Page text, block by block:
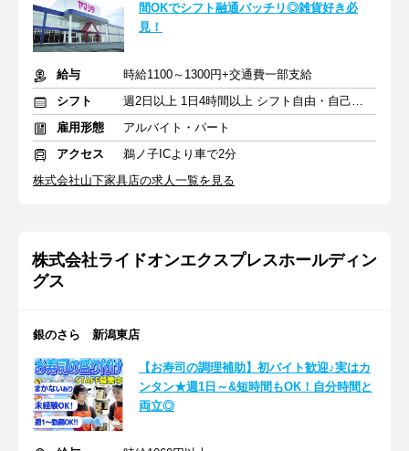
間OKでシフト融通バッチリ◎雑貨好き必
見！
給与
時給1100～1300円+交通費一部支給
シフト
週2日以上 1日4時間以上 シフト自由・自己申告
雇用形態
アルバイト・パート
アクセス
鵜ノ子ICより車で2分
株式会社山下家具店の求人一覧を見る
株式会社ライドオンエクスプレスホールディン
グス
銀のさら 新潟東店
【お寿司の調理補助】初バイト歓迎♪実はカ
ンタン★週1日～&短時間もOK！自分時間と
両立◎